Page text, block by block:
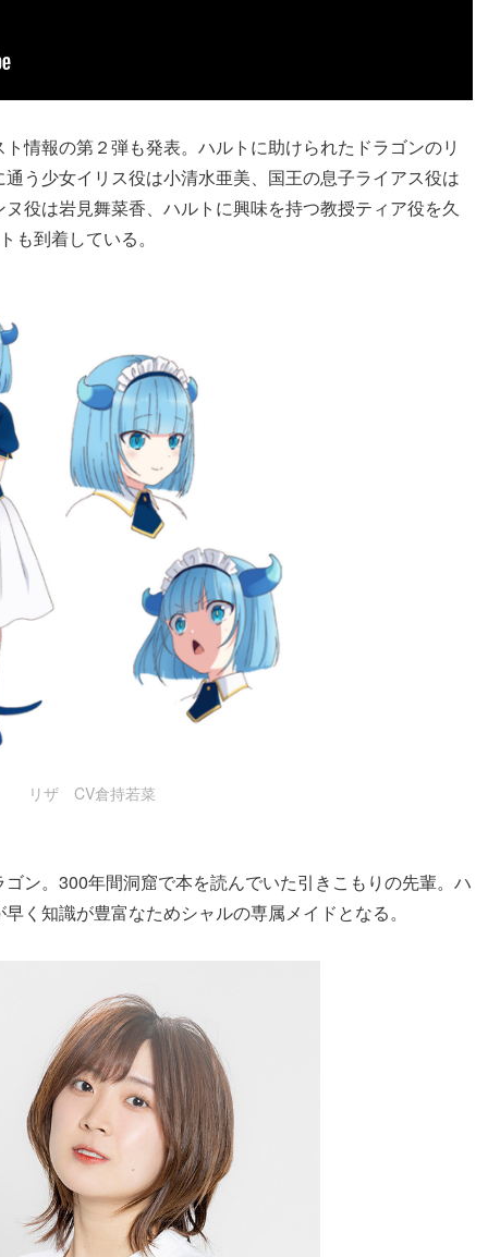
情報の第２弾も発表。ハルトに助けられたドラゴンのリ
う少⼥イリス役は⼩清⽔亜美、国王の息⼦ライアス役は
役は岩⾒舞菜⾹、ハルトに興味を持つ教授ティア役を久
も到着している。
リザ CV倉持若菜
ン。300年間洞窟で本を読んでいた引きこもりの先輩。ハ
く知識が豊富なためシャルの専属メイドとなる。